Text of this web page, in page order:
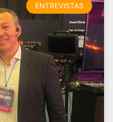
ENTREVISTAS